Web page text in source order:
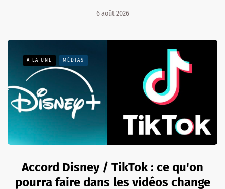
6 août 2026
A LA UNE MÉDIAS
Accord Disney / TikTok : ce qu'on
pourra faire dans les vidéos change